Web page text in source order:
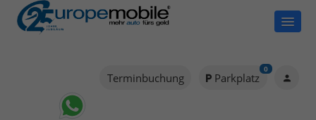
Terminbuchung Parkplatz
0